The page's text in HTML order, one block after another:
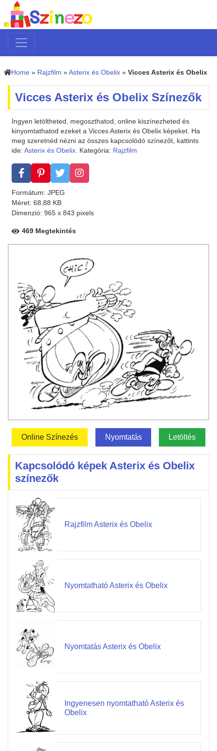
Home » Rajzfilm » Asterix és Obelix » Vicces Asterix és Obelix
Vicces Asterix és Obelix Színezők
Ingyen letöltheted, megoszthatod, online kiszínezheted és
kinyomtathatod ezeket a Vicces Asterix és Obelix képeket. Ha
meg szeretnéd nézni az összes kapcsolódó színezőt, kattints
ide: Asterix és Obelix. Kategória: Rajzfilm
Formátum: JPEG
Méret: 68.88 KB
Dimenzió: 965 x 843 pixels
469 Megtekintés
Online Színezés Nyomtatás Letöltés
Kapcsolódó képek Asterix és Obelix
színezők
Rajzfilm Asterix és Obelix
Nyomtatható Asterix és Obelix
Nyomtatás Asterix és Obelix
Ingyenesen nyomtatható Asterix és
Obelix